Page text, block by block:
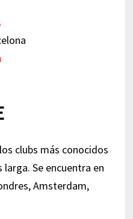
clubs más conocidos
Se encuentra en
Amsterdam,